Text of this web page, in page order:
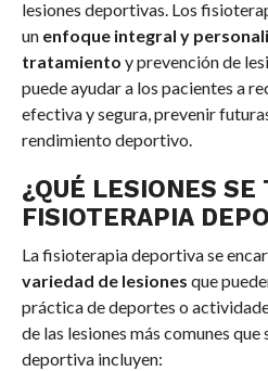
lesiones deportivas. Los
unenfoque integral y
tratamiento y prevención de
puede ayudar a los pacientes a
efectiva y segura, prevenir
rendimiento deportivo.
¿QUÉ LESIONES SE
FISIOTERAPIA
La fisioterapia deportiva se
variedad de lesiones que
práctica de deportes o
de las lesiones más comunes
deportiva incluyen: